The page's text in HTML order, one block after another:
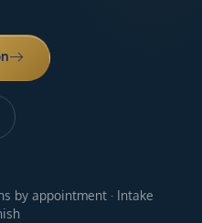
by appointment · Intake